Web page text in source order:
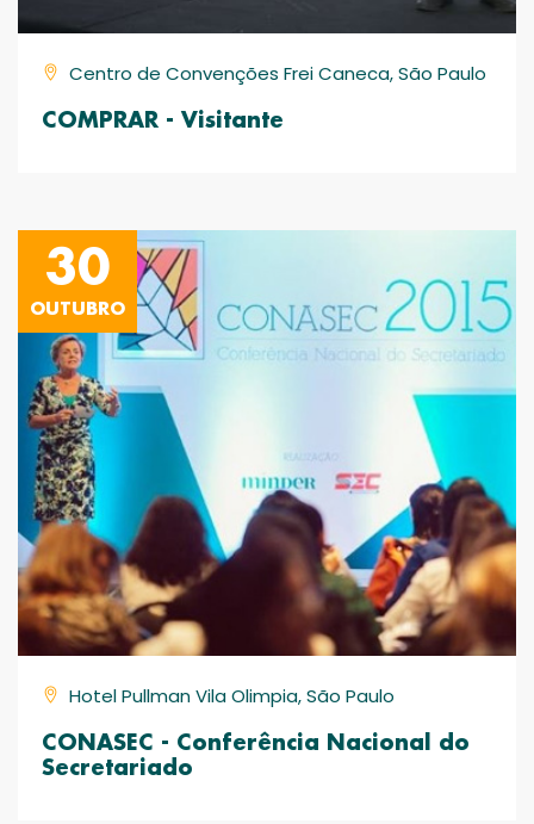
Centro de Convenções Frei Caneca, São Paulo
COMPRAR - Visitante
30
OUTUBRO
Hotel Pullman Vila Olimpia, São Paulo
CONASEC - Conferência Nacional do
Secretariado